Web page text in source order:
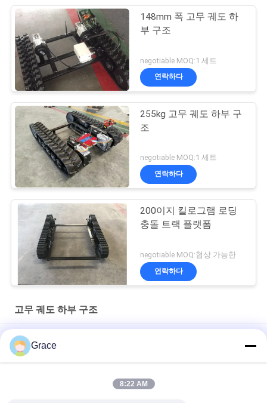
148mm 폭 고무 궤도 하
부 구조
negotiable MOQ:1 세트
연락하다
255kg 고무 궤도 하부 구
조
negotiable MOQ:1 세트
연락하다
200이지 킬로그램 로딩
충돌 트랙 플랫폼
negotiable MOQ:협상 가능한
연락하다
고무 궤도 하부 구조
48V 1kw 로딩 레이어 200kg 고무 트랙 차시 Dp-Kls-150
소방 설비 휠체어 잔디 깎는 기계를 위한 샤시 300 킬로그램 크롤
Grace
8:22 AM